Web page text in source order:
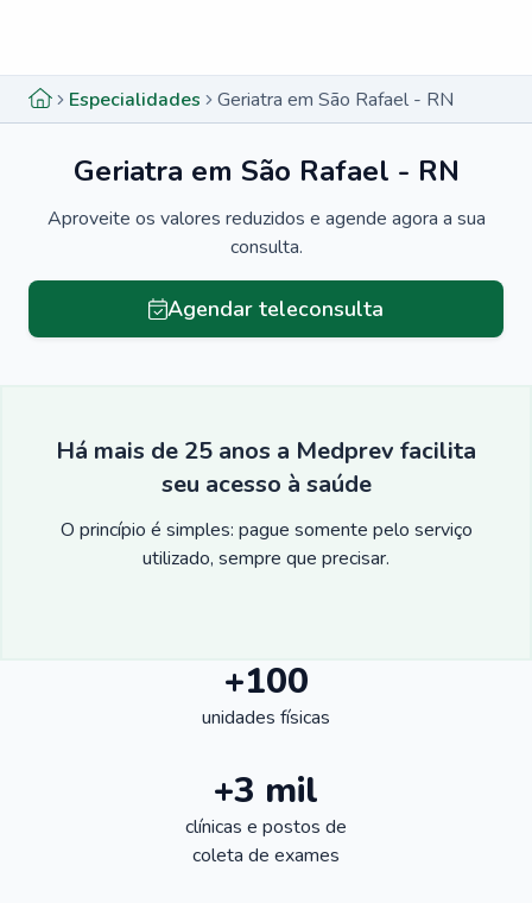
Especialidades Geriatra em São Rafael - RN
Geriatra em São Rafael - RN
Aproveite os valores reduzidos e agende agora a sua
consulta.
Agendar teleconsulta
Há mais de 25 anos a Medprev facilita
seu acesso à saúde
O princípio é simples: pague somente pelo serviço
utilizado, sempre que precisar.
+100
unidades físicas
+3 mil
clínicas e postos de
coleta de exames